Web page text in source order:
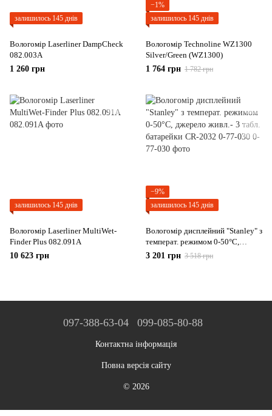
залишилось 145 днів
Вологомір Laserliner DampCheck
082.003A
1 260 грн
−1%
залишилось 145 днів
Вологомір Technoline WZ1300
Silver/Green (WZ1300)
1 764 грн 1 782 грн
залишилось 145 днів
Вологомір Laserliner MultiWet-
Finder Plus 082.091A
10 623 грн
−9%
залишилось 145 днів
Вологомір дисплейний "Stanley" з
температ. режимом 0-50°С,
джерело живл.- 3 табл. батарейки
3 201 грн 3 518 грн
097-388-63-04 099-085-80-88
Контактна інформація
Повна версія сайту
© 2026